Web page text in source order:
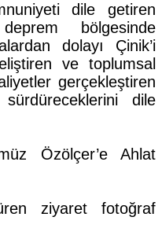
dile getiren
bölgesinde
dolayı Çinik’i
ve toplumsal
gerçekleştiren
dile
Özölçer’e Ahlat
ziyaret fotoğraf